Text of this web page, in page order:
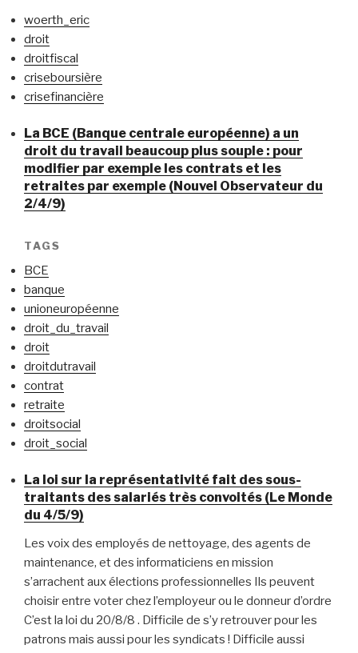
woerth_eric
droit
droitfiscal
criseboursière
crisefinancière
La BCE (Banque centrale européenne) a un
droit du travail beaucoup plus souple : pour
modifier par exemple les contrats et les
retraites par exemple (Nouvel Observateur du
2/4/9)
TAGS
BCE
banque
unioneuropéenne
droit_du_travail
droit
droitdutravail
contrat
retraite
droitsocial
droit_social
La loi sur la représentativité fait des sous-
traitants des salariés très convoités (Le Monde
du 4/5/9)
Les voix des employés de nettoyage, des agents de
maintenance, et des informaticiens en mission
s’arrachent aux élections professionnelles Ils peuvent
choisir entre voter chez l’employeur ou le donneur d’ordre
C’est la loi du 20/8/8 . Difficile de s’y retrouver pour les
patrons mais aussi pour les syndicats ! Difficile aussi